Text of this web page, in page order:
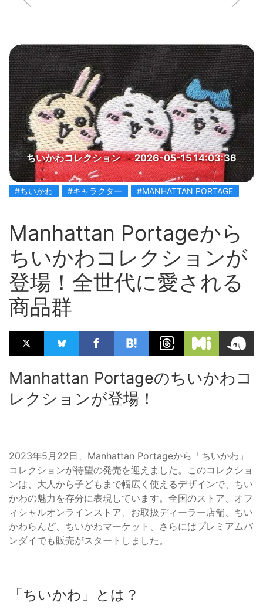
ちいかわコレクション 2026-05-15 14:03:36
#ちいかわ #キャラクター #MANHATTAN PORTAGE
Manhattan Portageから
ちいかわコレクションが
登場！全世代に愛される
商品群
Manhattan Portageのちいかわコ
レクションが登場！
2023年5月22日、Manhattan Portageから「ちいかわ」
コレクションが待望の発売を迎えました。このコレクショ
ンは、大人から子どもまで幅広く使えるデザインで、ちい
かわの魅力を存分に表現しています。全国のストア、オフ
ィシャルオンラインストア、お取扱ディーラー店舗、ちい
かわらんど、ちいかわマーケット、さらにはプレミアムバ
ンダイでも販売がスタートしました。
「ちいかわ」とは？